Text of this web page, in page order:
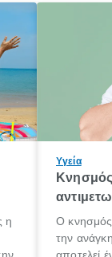
η
Υγεία
Ο κνησμός
την